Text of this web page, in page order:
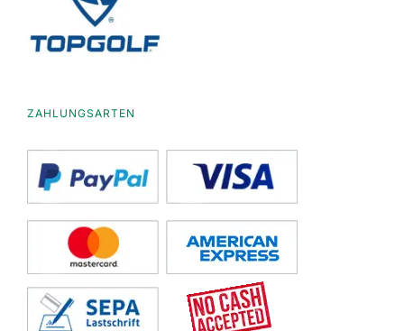
ZAHLUNGSARTEN